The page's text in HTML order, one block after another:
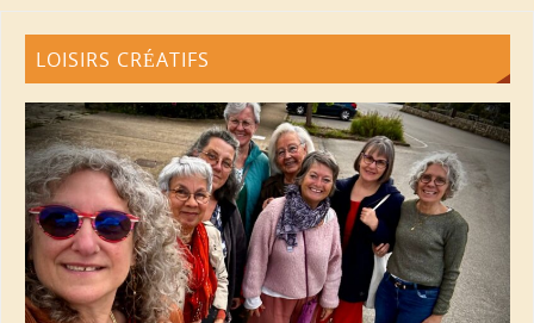
LOISIRS CRÉATIFS